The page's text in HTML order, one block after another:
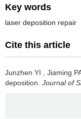
Key words
laser deposition repair
Cite this article
Junzhen YI Jiaming
deposition. Journal of